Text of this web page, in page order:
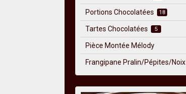
Portions Chocolatées 18
Tartes Chocolatées 5
Pièce Montée Mélody
Frangipane Pralin/Pépites/Noix